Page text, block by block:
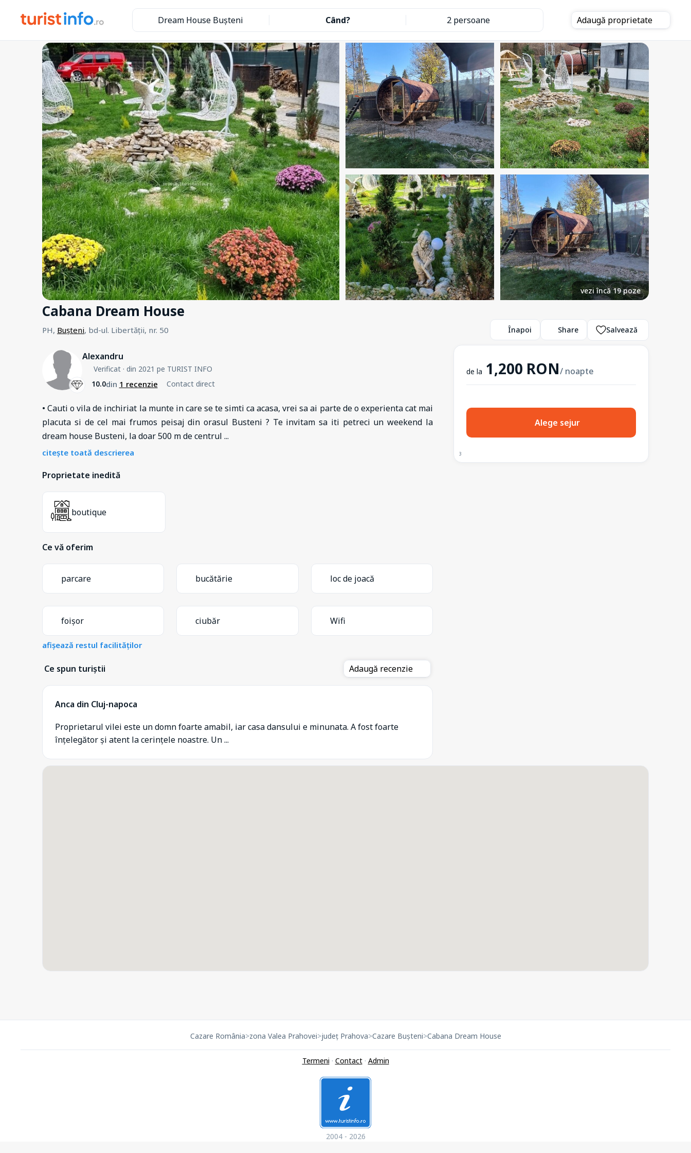
Dream House Bușteni Când? 2 persoane Adaugă proprietate
vezi încă 19 poze
Cabana Dream House
PH, Bușteni, bd-ul. Libertății, nr. 50 Înapoi Share Salvează
Alexandru
Verificat· din 2021 pe TURIST INFO
10.0din 1 recenzie Contact direct
• Cauti o vila de inchiriat la munte in care se te simti ca acasa, vrei sa ai parte de o experienta cat mai
placuta si de cel mai frumos peisaj din orasul Busteni ? Te invitam sa iti petreci un weekend la
dream house Busteni, la doar 500 m de centrul ...
citește toată descrierea
Proprietate inedită
boutique
Ce vă oferim
parcare bucătărie loc de joacă
foișor ciubăr Wifi
afișează restul facilităților
Ce spun turiștii Adaugă recenzie
Anca din Cluj-napoca
Proprietarul vilei este un domn foarte amabil, iar casa dansului e minunata. A fost foarte
înțelegător și atent la cerințele noastre. Un ...
de la 1,200 RON/ noapte
Alege sejur
3
Cazare România>zona Valea Prahovei>județ Prahova>Cazare Bușteni>Cabana Dream House
Termeni · Contact· Admin
2004 - 2026